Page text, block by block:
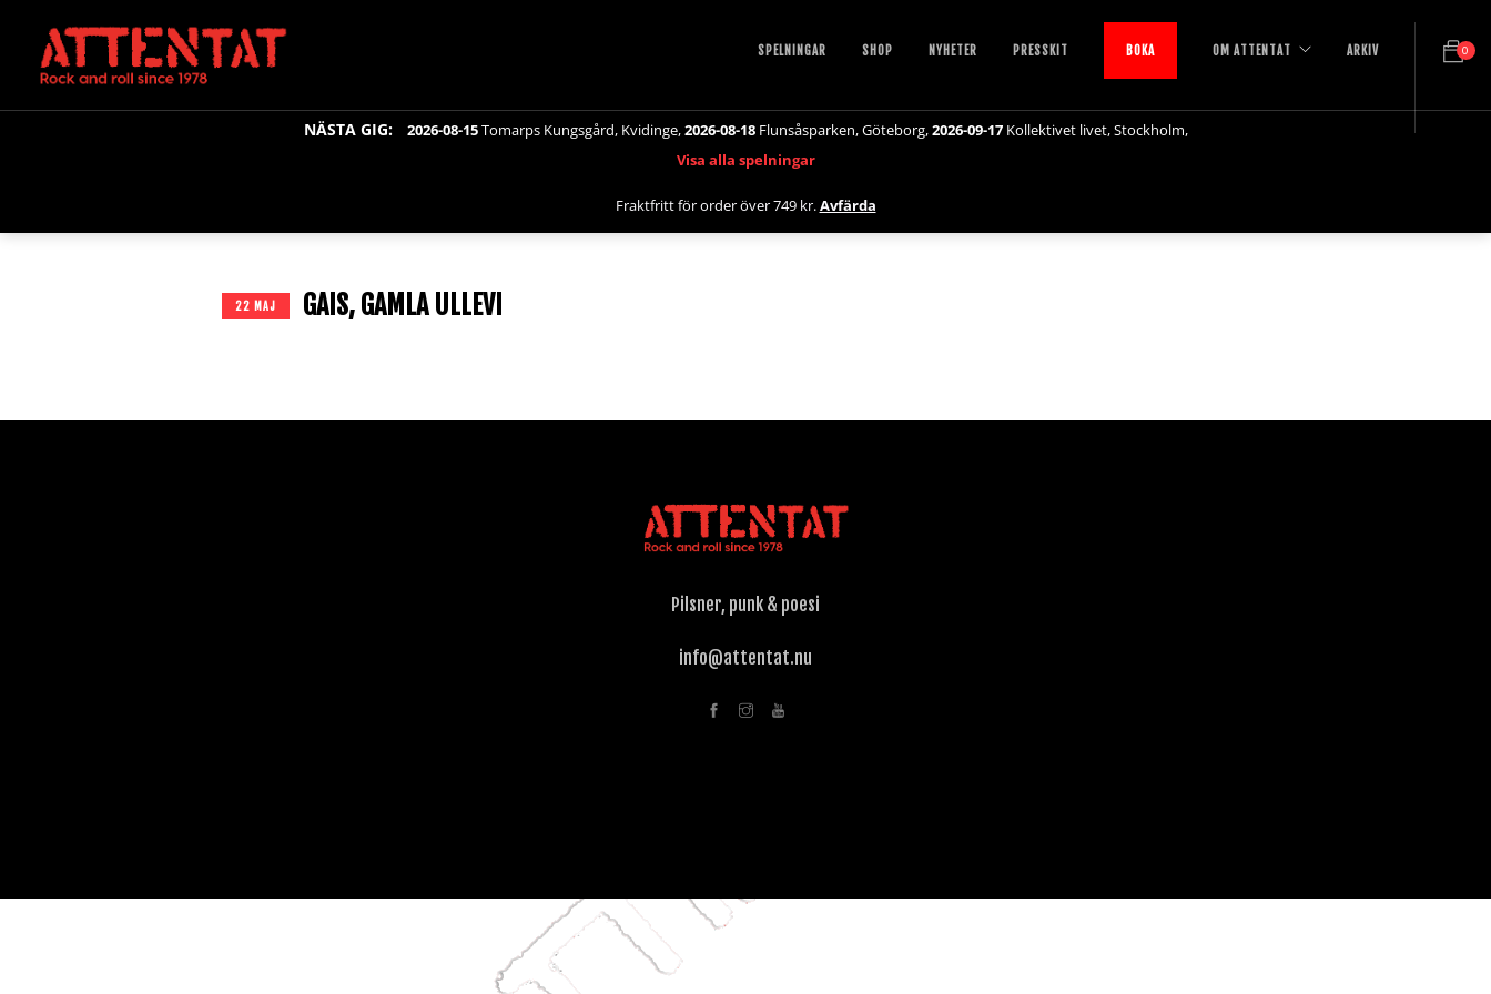
SPELNINGAR SHOP NYHETER PRESSKIT BOKA OM ATTENTAT ARKIV 0
NÄSTA GIG: 2026-08-15Tomarps Kungsgård, Kvidinge,2026-08-18Flunsåsparken, Göteborg,2026-09-17Kollektivet livet, Stockholm,
Visa alla spelningar
22 MAJ GAIS, GAMLA ULLEVI
Pilsner, punk & poesi
info@attentat.nu
Fraktfritt för order över 749 kr.Avfärda